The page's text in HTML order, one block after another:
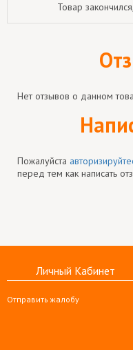
Товар
Нет отзывов о данном
Пожалуйста
перед тем как написать
Личный Кабинет
Отправить жалобу